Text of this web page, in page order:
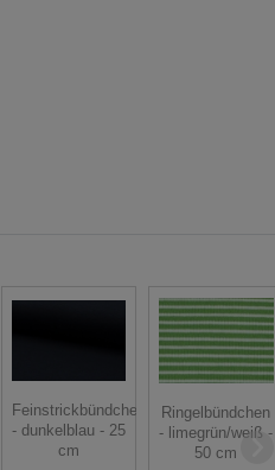
Feinstrickbündchen
- dunkelblau - 25
cm
Ringelbündchen
- limegrün/weiß -
50 cm